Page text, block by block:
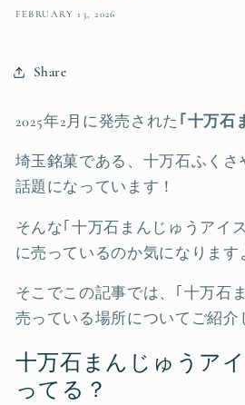
FEBRUARY 13, 2026
Share
2025年2月に発売された ｢十万石
埼玉銘菓である、十万石ふくさ
話題になっています！
そんな｢十万石まんじゅうアイ
に売っているのか気になります
そこでこの記事では、｢十万石
売っている場所についてご紹介
十万石まんじゅうア
ってる？